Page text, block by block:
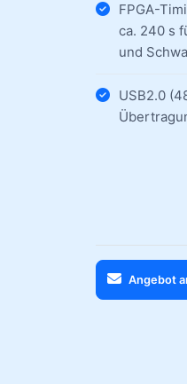
FPGA-
ca. 240 s
und
USB2.0
Angebot